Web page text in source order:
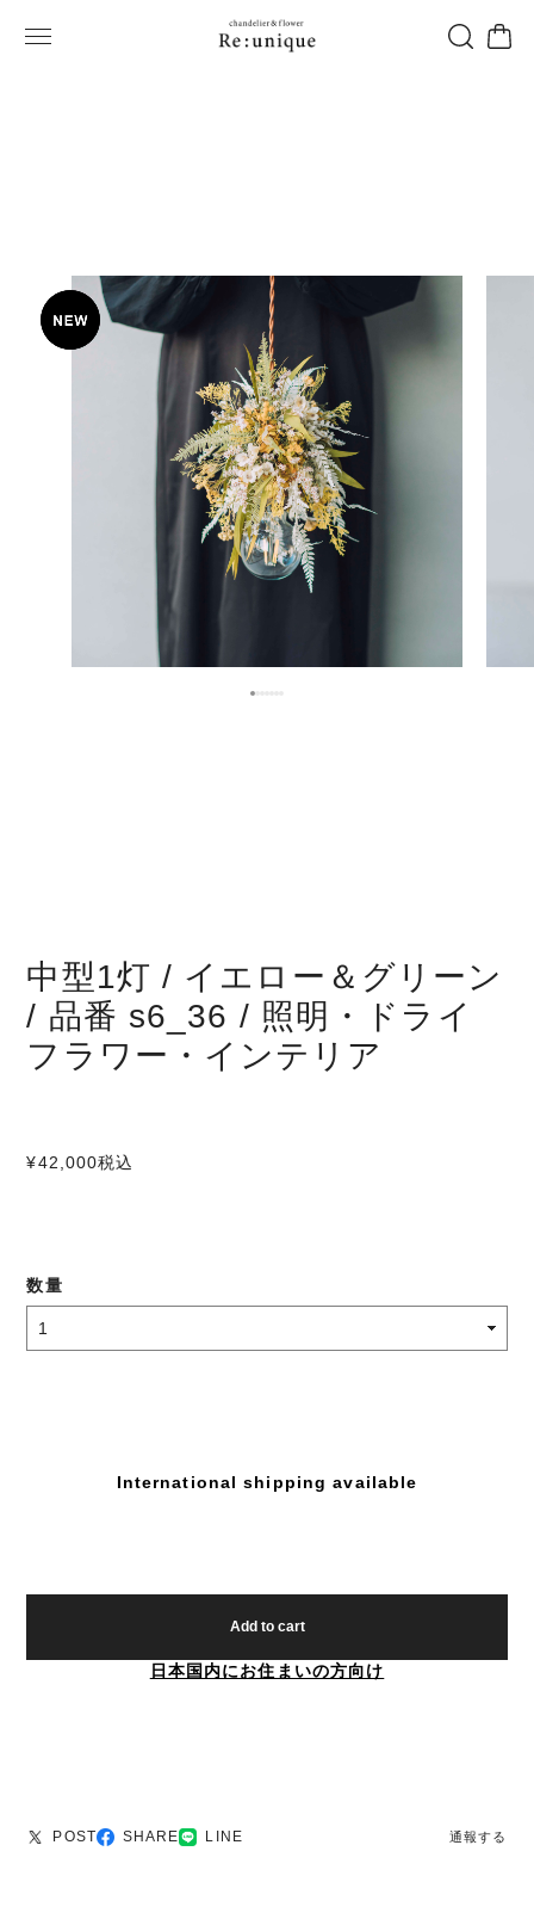
中型1灯 / イエロー＆グリーン
/ 品番 s6_36 / 照明・ドライ
フラワー・インテリア
¥42,000税込
数量
International shipping available
Add to cart
日本国内にお住まいの方向け
POST SHARE LINE 通報する